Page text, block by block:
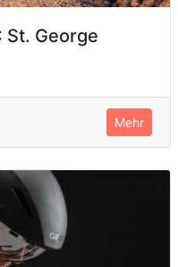
St. George
Mehr